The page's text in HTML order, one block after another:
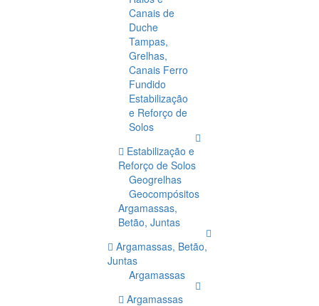
Canais de
Duche
Tampas,
Grelhas,
Canais Ferro
Fundido
Estabilização
e Reforço de
Solos
Estabilização e
Reforço de Solos
Geogrelhas
Geocompósitos
Argamassas,
Betão, Juntas
Argamassas, Betão,
Juntas
Argamassas
Argamassas